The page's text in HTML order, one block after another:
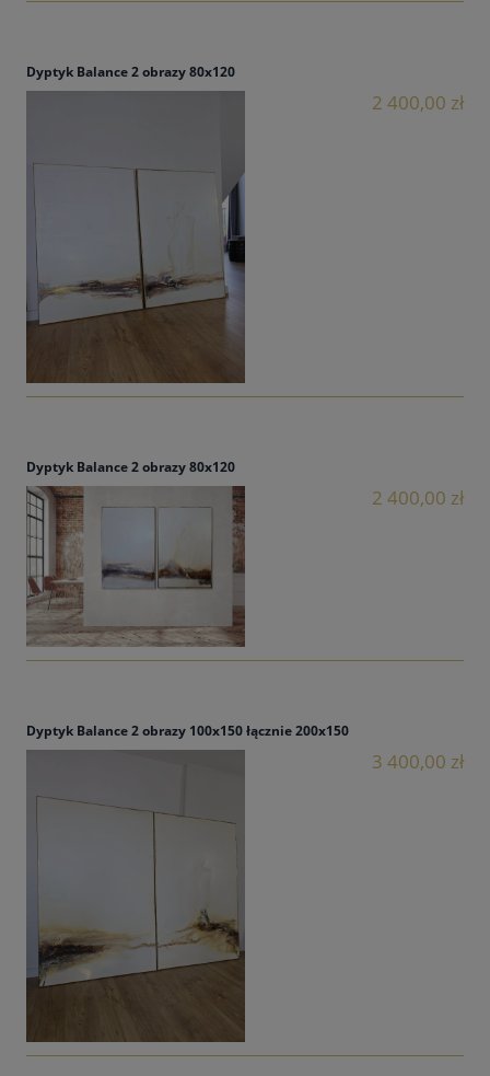
Dyptyk Balance 2 obrazy 80x120
2 400,00 zł
Dyptyk Balance 2 obrazy 80x120
2 400,00 zł
Dyptyk Balance 2 obrazy 100x150 łącznie 200x150
3 400,00 zł